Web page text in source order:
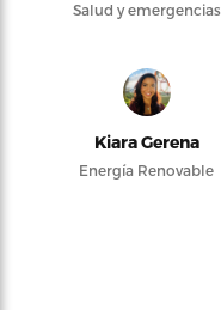
Salud y emergencias
Kiara Gerena
Energía Renovable